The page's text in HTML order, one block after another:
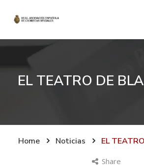
EL TEATRO DE
Home Noticias EL
Share